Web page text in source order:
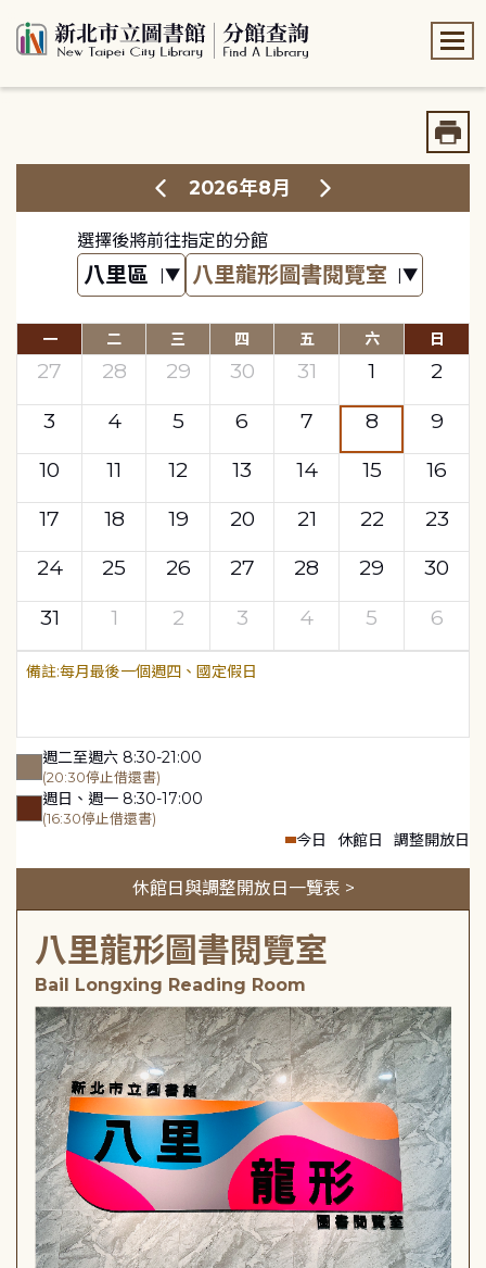
2026年8月
選擇後將前往指定的分館
一 二 三 四 五 六 日
27 28 29 30 31 1
2
3
4 5 6 7 8
9
10
11 12 13 14 15
16
17
18 19 20 21 22
23
24
25 26 27 28 29
30
31
1 2 3 4 5 6
每月最後一個週四、國定假日
週二至週六 8:30-21:00
(20:30停止借還書)
週日、週一 8:30-17:00
(16:30停止借還書)
今日 休館日 調整開放日
休館日與調整開放日一覽表 >
八里龍形圖書閱覽室
Bail Longxing Reading Room